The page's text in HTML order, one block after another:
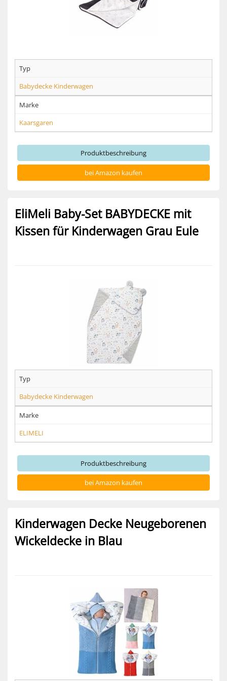
Typ
Babydecke Kinderwagen
Marke
Kaarsgaren
Produktbeschreibung
bei Amazon kaufen
EliMeli Baby-Set BABYDECKE mit
Kissen für Kinderwagen Grau Eule
Typ
Babydecke Kinderwagen
Marke
ELIMELI
Produktbeschreibung
bei Amazon kaufen
Kinderwagen Decke Neugeborenen
Wickeldecke in Blau